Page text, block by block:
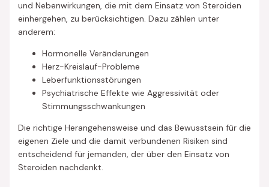
und Nebenwirkungen, die mit dem Einsatz von Steroiden
einhergehen, zu berücksichtigen. Dazu zählen unter
anderem:
Hormonelle Veränderungen
Herz-Kreislauf-Probleme
Leberfunktionsstörungen
Psychiatrische Effekte wie Aggressivität oder
Stimmungsschwankungen
Die richtige Herangehensweise und das Bewusstsein für die
eigenen Ziele und die damit verbundenen Risiken sind
entscheidend für jemanden, der über den Einsatz von
Steroiden nachdenkt.